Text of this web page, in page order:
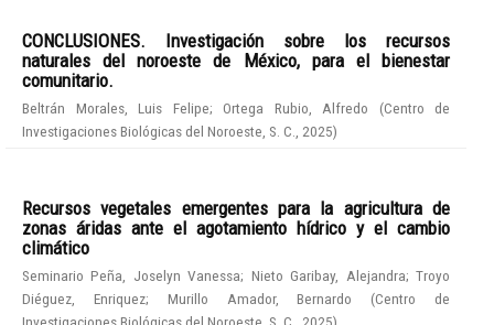
CONCLUSIONES. Investigación sobre los recursos
naturales del noroeste de México, para el bienestar
comunitario.
Beltrán Morales, Luis Felipe; Ortega Rubio, Alfredo (Centro de
Investigaciones Biológicas del Noroeste, S. C.
2025)
Recursos vegetales emergentes para la agricultura de
zonas áridas ante el agotamiento hídrico y el cambio
climático
Seminario Peña, Joselyn Vanessa; Nieto Garibay, Alejandra;Troyo
Diéguez, Enriquez; Murillo Amador, Bernardo (Centro de
Investigaciones Biológicas del Noroeste, S. C.
2025)